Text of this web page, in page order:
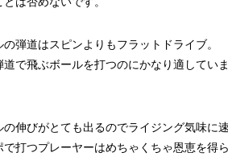
の弾道はスピンよりもフラットドライブ。
道で飛ぶボールを打つのにかなり適してい
の伸びがとても出るのでライジング気味に
で打つプレーヤーはめちゃくちゃ恩恵を得